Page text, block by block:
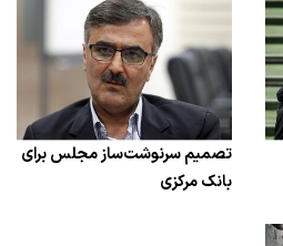
تصمیم سرنوشت‌ساز مجلس برای
بانک مرکزی